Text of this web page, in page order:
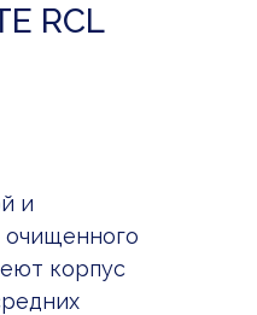
RCL
и
очищенного
корпус